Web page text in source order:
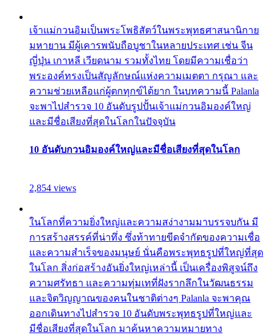
เจ้าแม่กวนอิมเป็นพระโพธิสัตว์ในพระพุทธศาสนานิกาย
มหายาน มีผู้เคารพนับถือบูชาในหลายประเทศ เช่น จีน
ญี่ปุ่น เกาหลี เวียดนาม รวมทั้งไทย โดยมีความเชื่อว่า
พระองค์ทรงเป็นสัญลักษณ์แห่งความเมตตา กรุณา และ
ความช่วยเหลือแก่ผู้ตกทุกข์ได้ยาก ในบทความนี้ Palanla
จะพาไปสำรวจ 10 อันดับรูปปั้นเจ้าแม่กวนอิมองค์ใหญ่
และมีชื่อเสียงที่สุดในโลกในปัจจุบัน
10 อันดับกวนอิมองค์ใหญ่และมีชื่อเสียงที่สุดในโลก
2,854 views
ในโลกที่ความยิ่งใหญ่และความสง่างามมาบรรจบกัน มี
การสร้างสรรค์ที่น่าทึ่ง ซึ่งท้าทายขีดจำกัดของความเชื่อ
และความสำเร็จของมนุษย์ นั่นคือพระพุทธรูปที่ใหญ่ที่สุด
ในโลก สิ่งก่อสร้างอันยิ่งใหญ่เหล่านี้ เป็นเครื่องพิสูจน์ถึง
ความศรัทธา และความทุ่มเทที่ฝังรากลึกในวัฒนธรรม
และจิตวิญญาณของคนในชาติต่างๆ Palanla จะพาคุณ
ออกเดินทางไปสำรวจ 10 อันดับพระพุทธรูปที่ใหญ่และ
มีชื่อเสียงที่สุดในโลก มาค้นหาความหมายทาง